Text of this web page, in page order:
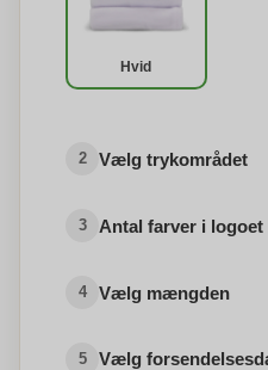
Hvid
2 Vælg trykområdet
3 Antal farver i logoet
4 Vælg mængden
5 Vælg